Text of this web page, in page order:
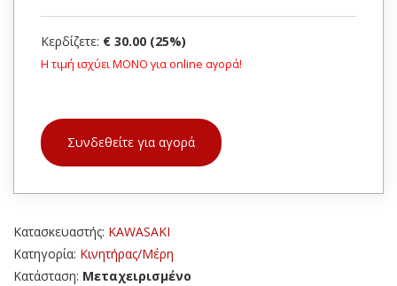
Κερδίζετε: € 30.00 (25%)
Η τιμή ισχύει ΜΟΝΟ για online αγορά!
Συνδεθείτε για αγορά
Κατασκευαστής: KAWASAKI
Κατηγορία: Κινητήρας/Μέρη
Κατάσταση: Μεταχειρισμένο